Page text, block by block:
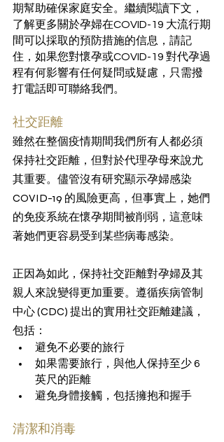
期幫助確保家庭安全。繼續閱讀下文，
了解更多關於孕婦在COVID-19 大流行期
間可以採取的預防措施的信息，請記
住，如果您對懷孕或COVID-19 對代孕過
程有何影響有任何疑問或疑慮，只需撥
打電話即可聯絡我們。
社交距離
雖然在整個疫情期間我們所有人都必須
保持社交距離，但對於代理孕母來說尤
其重要。儘管沒有研究顯示孕婦感染
COVID-19 的風險更高，但事實上，她們
的免疫系統在懷孕期間被削弱，這意味
著她們更容易受到某些病毒感染。
正因為如此，保持社交距離對孕婦及其
親人來說變得更加重要。遵循疾病管制
中心 (CDC) 提出的實用社交距離建議，
包括：
避免不必要的旅行
如果需要旅行，與他人保持至少 6
英尺的距離
避免身體接觸，包括擁抱和握手
清潔和消毒